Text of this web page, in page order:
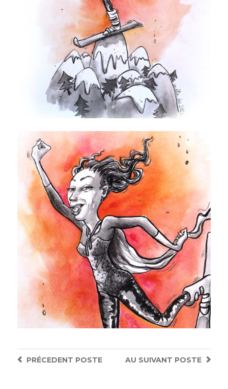
AU SUIVANT POSTE
PRÉCEDENT POSTE